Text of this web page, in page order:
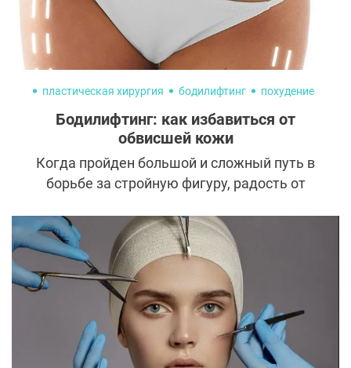
пластическая хирургия бодилифтинг похудение
Бодилифтинг: как избавиться от
обвисшей кожи
Когда пройден большой и сложный путь в
борьбе за стройную фигуру, радость от
состояние кожи. После похудения на 20 и
более килограмм она сильно провисает и
подтянуть ее не удается никакими
косметологическими методиками.
Ситуацию поможет спасти бодилифтинг.
Рассказываем, каким он бывает и в каких
случаях его можно проводить.